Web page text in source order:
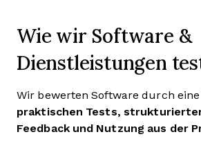
Wie wir Software &
Dienstleistungen
Wir bewerten Software durch
praktischen Tests,
Feedback und Nutzung aus der